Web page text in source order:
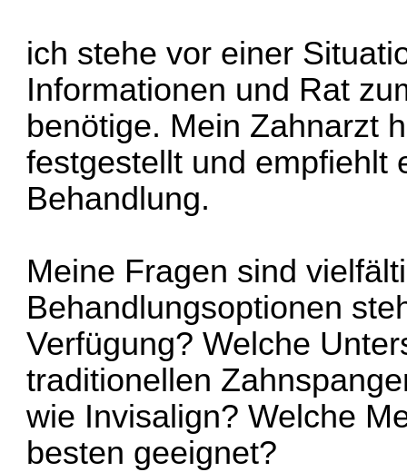
ich stehe vor einer
Informationen und Rat
benötige. Mein Zahnarzt
festgestellt und empfiehlt
Behandlung.
Meine Fragen sind
Behandlungsoptionen
Verfügung? Welche
traditionellen
wie Invisalign? Welche
besten geeignet?